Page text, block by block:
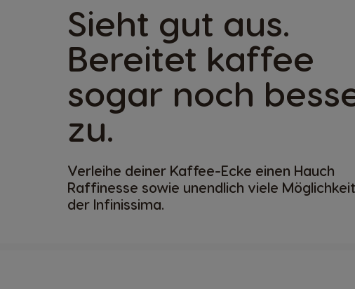
Sieht gut aus.
Bereitet kaffee
sogar noch
zu.
Verleihe deiner Kaffee-Ecke einen Hauch
Raffinesse sowie unendlich viele
der Infinissima.